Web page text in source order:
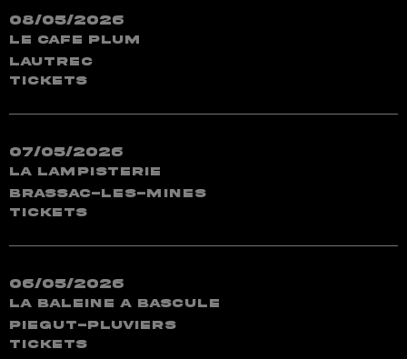
08/05/2026
Le Cafe Plum
Lautrec
TICKETS
07/05/2026
La Lampisterie
Brassac-les-Mines
TICKETS
06/05/2026
La Baleine a Bascule
Piegut-Pluviers
TICKETS